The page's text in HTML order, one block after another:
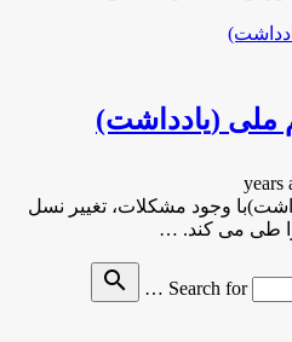
ملی (یادداشت)
وجود مشکلات، تغییر نسل
را طی می کند. …
Search for
search